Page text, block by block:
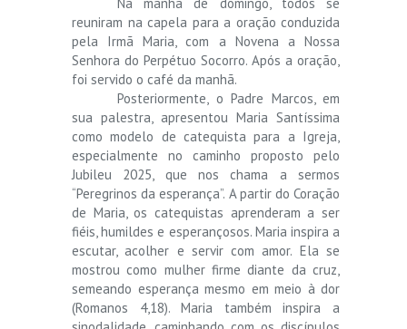
reuniram na capela para a oração conduzida
pela Irmã Maria, com a Novena a Nossa
Senhora do Perpétuo Socorro. Após a oração,
foi servido o café da manhã.
Posteriormente, o Padre Marcos, em
sua palestra, apresentou Maria Santíssima
como modelo de catequista para a Igreja,
especialmente no caminho proposto pelo
Jubileu 2025, que nos chama a sermos
“Peregrinos da esperança”. A partir do Coração
de Maria, os catequistas aprenderam a ser
fiéis, humildes e esperançosos. Maria inspira a
escutar, acolher e servir com amor. Ela se
mostrou como mulher firme diante da cruz,
semeando esperança mesmo em meio à dor
(Romanos 4,18). Maria também inspira a